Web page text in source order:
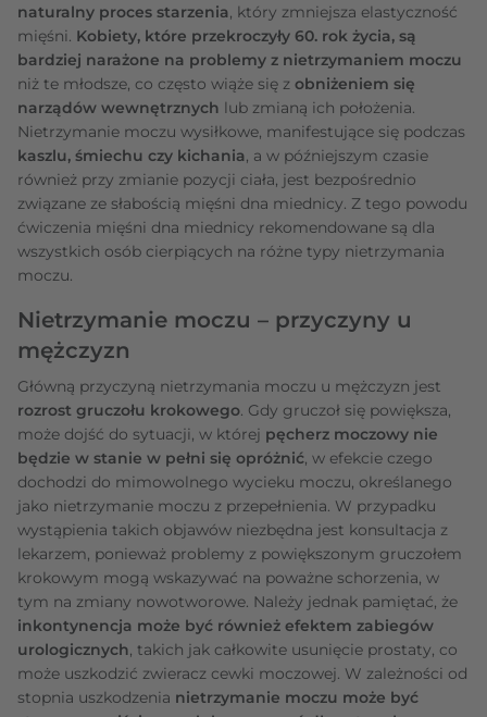
naturalny proces starzenia, który zmniejsza elastyczność
mięśni. Kobiety, które przekroczyły 60. rok życia, są
bardziej narażone na problemy z nietrzymaniem moczu
niż te młodsze, co często wiąże się z obniżeniem się
narządów wewnętrznych lub zmianą ich położenia.
Nietrzymanie moczu wysiłkowe, manifestujące się podczas
kaszlu, śmiechu czy kichania, a w późniejszym czasie
również przy zmianie pozycji ciała, jest bezpośrednio
związane ze słabością mięśni dna miednicy. Z tego powodu
ćwiczenia mięśni dna miednicy rekomendowane są dla
wszystkich osób cierpiących na różne typy nietrzymania
moczu.
Nietrzymanie moczu – przyczyny u
mężczyzn
Główną przyczyną nietrzymania moczu u mężczyzn jest
rozrost gruczołu krokowego. Gdy gruczoł się powiększa,
może dojść do sytuacji, w której pęcherz moczowy nie
będzie w stanie w pełni się opróżnić, w efekcie czego
dochodzi do mimowolnego wycieku moczu, określanego
jako nietrzymanie moczu z przepełnienia. W przypadku
wystąpienia takich objawów niezbędna jest konsultacja z
lekarzem, ponieważ problemy z powiększonym gruczołem
krokowym mogą wskazywać na poważne schorzenia, w
tym na zmiany nowotworowe. Należy jednak pamiętać, że
inkontynencja może być również efektem zabiegów
urologicznych, takich jak całkowite usunięcie prostaty, co
może uszkodzić zwieracz cewki moczowej. W zależności od
stopnia uszkodzenia nietrzymanie moczu może być